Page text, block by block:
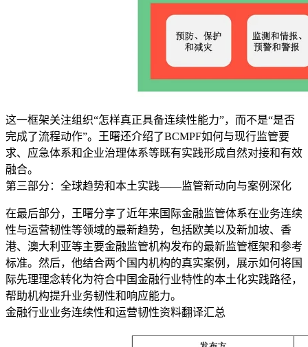
这一框架关注组织“怎样真正具备连续性能力”，而不是“是否
完成了流程动作”。王曙还介绍了BCMPF如何与现行监管要
求、应急体系和企业治理体系等既有实践形成自然对接和有效
融合。
第三部分：全球趋势和本土实践——监管新动向与案例深化
在最后部分，王曙分享了近年来国际金融监管体系在业务连续
性与运营韧性等领域的最新趋势，包括欧美以及新加坡、香
港、澳大利亚等主要金融监管机构发布的最新监管框架和参考
标准。然后，他结合两个国内机构的真实案例，展示如何将国
际先理理念转化为符合中国金融行业特性的本土化实践路径，
帮助机构提升业务韧性和响应能力。
金融行业业务连续性和运营韧性资料翻译汇总